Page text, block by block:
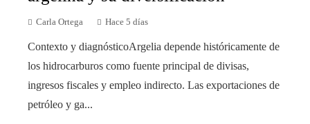
Carla Ortega Hace 5 días
Contexto y diagnósticoArgelia depende históricamente de
los hidrocarburos como fuente principal de divisas,
ingresos fiscales y empleo indirecto. Las exportaciones de
petróleo y ga...